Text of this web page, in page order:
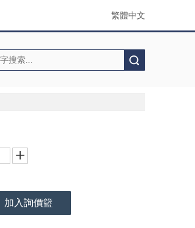
繁體中文
加入詢價籃